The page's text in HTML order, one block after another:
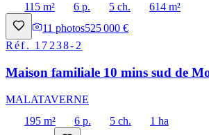
115 m²
6 p. 5 ch.
614 m²
11 photos525 000 €
Réf. 17238-2
Maison familiale 10 mins sud de
MALATAVERNE
195 m²
6 p. 5 ch.
1 ha